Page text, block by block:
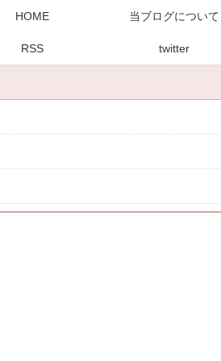
HOME 当ブログについて
RSS twitter